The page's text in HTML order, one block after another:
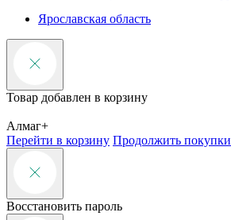
Ярославская область
Товар добавлен в корзину
Алмаг+
Перейти в корзину Продолжить покупки
Восстановить пароль